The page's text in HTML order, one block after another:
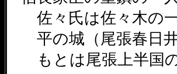
佐々氏は佐々木の
平の城（尾張春日
もとは尾張上半国